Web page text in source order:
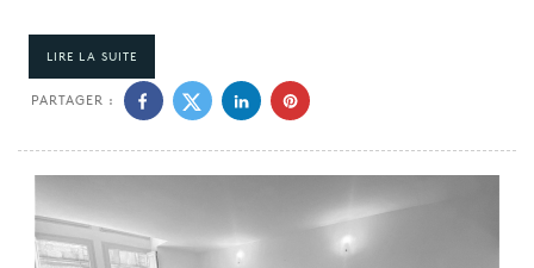
LIRE LA SUITE
PARTAGER :